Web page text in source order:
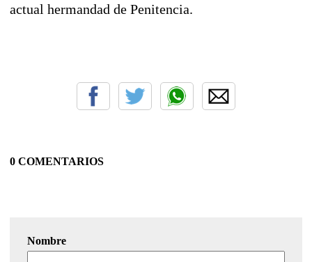
actual hermandad de Penitencia.
0 COMENTARIOS
Nombre